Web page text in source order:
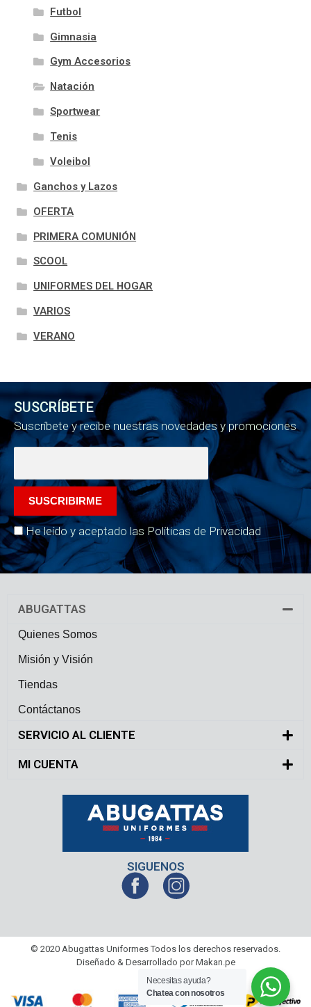
Futbol
Gimnasia
Gym Accesorios
Natación
Sportwear
Tenis
Voleibol
Ganchos y Lazos
OFERTA
PRIMERA COMUNIÓN
SCOOL
UNIFORMES DEL HOGAR
VARIOS
VERANO
SUSCRÍBETE
Suscríbete y recibe nuestras novedades y promociones
He leído y aceptado las Políticas de Privacidad
ABUGATTAS
Quienes Somos
Misión y Visión
Tiendas
Contáctanos
SERVICIO AL CLIENTE
MI CUENTA
SIGUENOS
© 2020 Abugattas Uniformes Todos los derechos reservados.
Diseñado & Desarrollado por Makan.pe
Necesitas ayuda?
Chatea con nosotros